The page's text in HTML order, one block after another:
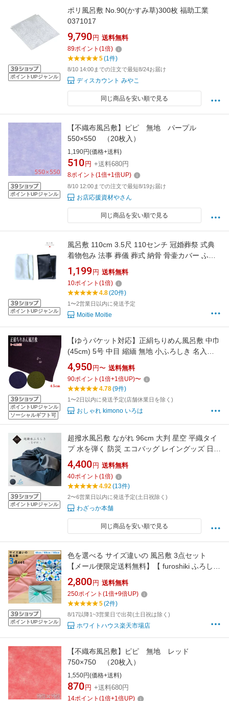
ポイントUPジャンル
ポリ風呂敷 No.90(かすみ草)300枚 福助工業
0371017
9,790 円 送料無料
89ポイント (1倍)
5(1件)
8/10 14:00までの注文で最短8/24お届け
ディスカウント みやこ
同じ商品を安い順で見る
ポイントUPジャンル
【不織布風呂敷】ピピ 無地 パープル
550×550 （20枚入）
1,190円(価格+送料)
510 円 +送料680円
8ポイント (1倍+1倍UP)
8/10 12:00までの注文で最短8/19お届け
お店応援資材やさん
同じ商品を安い順で見る
ポイントUPジャンル
風呂敷 110cm 3.5尺 110センチ 冠婚葬祭 式典
着物包み 法事 葬儀 葬式 納骨 骨壷カバー ふろ
しき 白 黒 ホワイト ブラック ポリエステル 大
判 無地
1,199 円 送料無料
10ポイント (1倍)
4.8(20件)
1〜2営業日以内に発送予定
Moitie Moitie
ポイントUPジャンル
ソーシャルギフト可
【ゆうパケット対応】正絹ちりめん風呂敷 中巾
(45cm) 5号 中目 縮緬 無地 小ふろしき 名入れ
箱入り 小ふくさ 紺色 紫色 利休 緑色 ネーム入
れ対応 シルク 絹100％ ギフト 贈り物 お返し 慶
弔両用 小風呂敷 贈り物
4,950 円〜 送料無料
90ポイント (1倍+1倍UP)〜
4.78(9件)
1〜2日以内に発送予定(店舗休業日を除く)
おしゃれ kimono いろは
ポイントUPジャンル
超撥水風呂敷 ながれ 96cm 大判 星空 平織タイ
プ 水を弾く 防災 エコバッグ レイングッズ 日本
製
4,400 円 送料無料
40ポイント (1倍)
4.92(13件)
2〜6営業日以内に発送予定(土日祝除く)
わざっか本舗
同じ商品を安い順で見る
ポイントUPジャンル
色を選べる サイズ違いの 風呂敷 3点セット
【メール便限定送料無料】【 furoshiki ふろしき
旅行 和柄 風呂敷 エコバッグ 大判 たとう紙 着
物 着物包み ラッピング パッキング 猫 ネコ ね
こ おしゃれ かわいい 可愛い オシャレ 推し活
2,800 円 送料無料
250ポイント (1倍+9倍UP)
5(2件)
8/17以降1~3営業日で出荷(土日祝は除く)
ホワイトハウス楽天市場店
【不織布風呂敷】ピピ 無地 レッド
750×750 （20枚入）
1,550円(価格+送料)
870 円 +送料680円
14ポイント (1倍+1倍UP)